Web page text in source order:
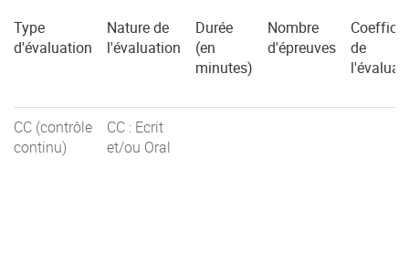
Type
d'évaluation
Nature de
l'évaluation
Durée
(en
minutes)
Nombre
d'épreuves
de
CC (contrôle
continu)
CC : Ecrit
et/ou Oral